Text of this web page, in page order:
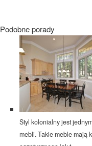
Podobne porady
Styl kolonialny jest
mebli. Takie meble mają